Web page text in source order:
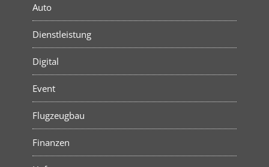
Auto
Dienstleistung
Digital
Event
Flugzeugbau
Finanzen